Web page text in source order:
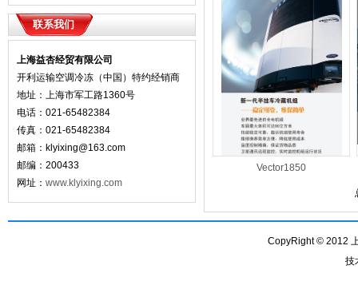
联系我们
上海益杏经贸有限公司
开利运输空调冷冻（中国）特约经销商
地址：上海市军工路1360号
电话：021-65482384
传真：021-65482384
邮箱： klyixing@163.com
邮编：200433
网址： www.klyixing.com
Vector1850
CopyRight © 2012
技